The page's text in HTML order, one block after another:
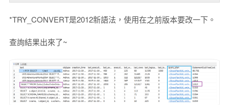
*TRY_CONVERT是2012新語法，使用在之前版本要改一下。
查詢結果出來了~